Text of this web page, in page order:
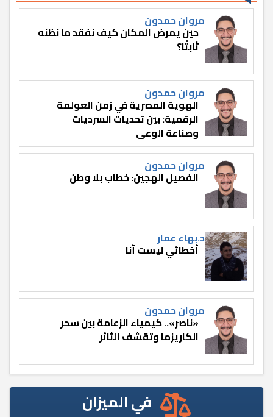
مروان حمدون
حين يمرض المكان كيف نفقد ما نظنه
ثابتًا؟
مروان حمدون
الهوية المصرية في زمن العولمة
الرقمية: بين تحديات السرديات
وصناعة الوعي
مروان حمدون
الفصيل الهجين: خطاب بلا وطن
د.بهاء عمار
أخطائي ليست أنا
مروان حمدون
«ناصر».. كيمياء الزعامة بين سحر
الكاريزما وتقشف الثائر
في الميزان